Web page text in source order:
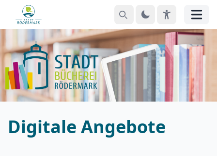
SuchenThemeEyeAbleMenü
Digitale Angebote